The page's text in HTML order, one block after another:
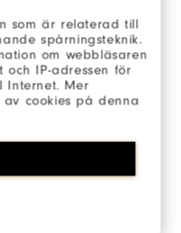
som är relaterad till
spårningsteknik.
om webbläsaren
och IP-adressen för
Internet. Mer
cookies på denna
Responsabilité
et le Code de
et le travail
réaction
tels problèmes
logistique. Le
de ces